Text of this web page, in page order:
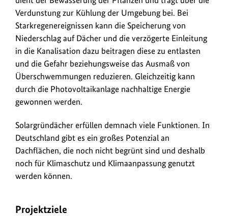
Verdunstung zur Kühlung der Umgebung bei. Bei
Starkregenereignissen kann die Speicherung von
Niederschlag auf Dächer und die verzögerte Einleitung
in die Kanalisation dazu beitragen diese zu entlasten
und die Gefahr beziehungsweise das Ausmaß von
Überschwemmungen reduzieren. Gleichzeitig kann
durch die Photovoltaikanlage nachhaltige Energie
gewonnen werden.
Solargründächer erfüllen demnach viele Funktionen. In
Deutschland gibt es ein großes Potenzial an
Dachflächen, die noch nicht begrünt sind und deshalb
noch für Klimaschutz und Klimaanpassung genutzt
werden können.
Projektziele